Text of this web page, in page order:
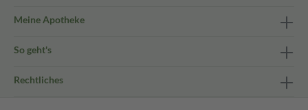
Meine Apotheke
So geht's
Rechtliches